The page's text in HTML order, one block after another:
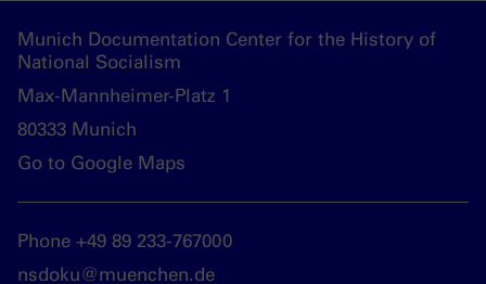
Munich Documentation Center for the History of
National Socialism
Max-Mannheimer-Platz 1
80333 Munich
Go to Google Maps
Phone +49 89 233-767000
nsdoku@muenchen.de